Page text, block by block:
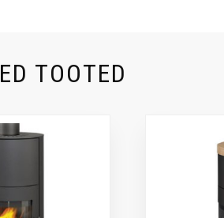
TOOTED